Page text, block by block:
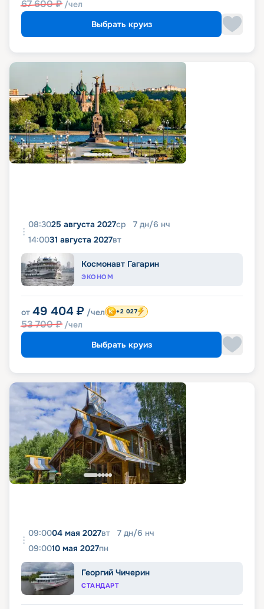
67 600₽ /чел
Выбрать круиз
08:3025 августа 2027ср 7 дн/6 нч
14:0031 августа 2027вт
Космонавт Гагарин
ЭКОНОМ
от 49 404 ₽ /чел
53 700₽ /чел
+2 027
Выбрать круиз
09:0004 мая 2027вт 7 дн/6 нч
09:0010 мая 2027пн
Георгий Чичерин
СТАНДАРТ